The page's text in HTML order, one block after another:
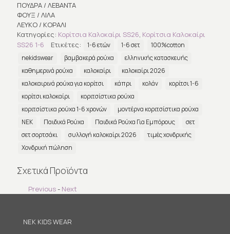
ΠΟΥΔΡΑ / ΛΕΒΑΝΤΑ
ΦΟΥΞ / ΛΙΛΑ
ΛΕΥΚΟ / ΚΟΡΑΛΙ
Κατηγορίες: Κορίτσια Καλοκαίρι SS26, Κορίτσια Καλοκαίρι
SS26 1-6
Ετικέτες: 1-6 ετών 1-6 σετ
100%cotton
nekidswear
βαμβακερά ρούχα
ελληνικής κατασκευής
καθημερινά ρούχα
καλοκαίρι
καλοκαίρι 2026
καλοκαιρινά ρούχα για κορίτσι
κάπρι κολάν
κορίτσι 1-6
κορίτσι καλοκαίρι
κοριτσίστικα ρούχα
κοριτσίστικα ρούχα 1-6 χρονών
μοντέρνα κοριτσίστικα ρούχα
ΝΕΚ
Παιδικά Ρούχα Παιδικά Ρούχα Για Εμπόρους
σετ
σετ σορτσάκι
συλλογή καλοκαίρι 2026
τιμές χονδρικής
Χονδρική πώληση
Σχετικά Προϊόντα
Previous- Next
NEK KIDS WEAR